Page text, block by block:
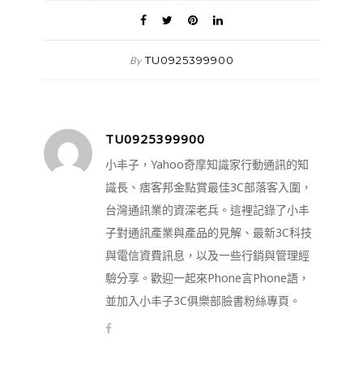
By TU0925399900
TU0925399900
小丰子，Yahoo奇摩知識家行動通訊的知
識長、痞客邦金點賞最佳3C部落客入圍，
台灣通訊業的資深老兵。這裡記錄了小丰
子對通訊產業與產品的見解、最新3C科技
與電信資費訊息，以及一些行銷與管理經
驗分享。歡迎一起來Phone言Phone語，
並加入小丰子3C俱樂部臉書粉絲專頁。